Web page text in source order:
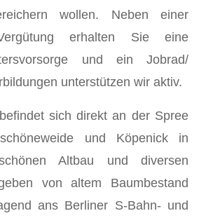
wollen. Neben einer
erhalten Sie eine
und ein Jobrad/
unterstützen wir aktiv.
sich direkt an der Spree
und Köpenick in
Altbau und diversen
von altem Baumbestand
ans Berliner S-Bahn- und